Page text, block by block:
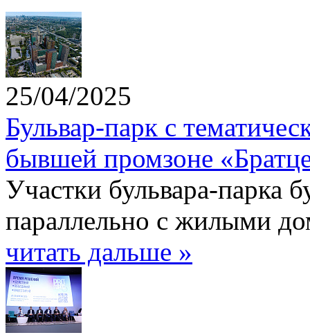
25/04/2025
Бульвар-парк с
бывшей промзоне
Участки бульвара-парка
параллельно с жилыми
читать дальше »